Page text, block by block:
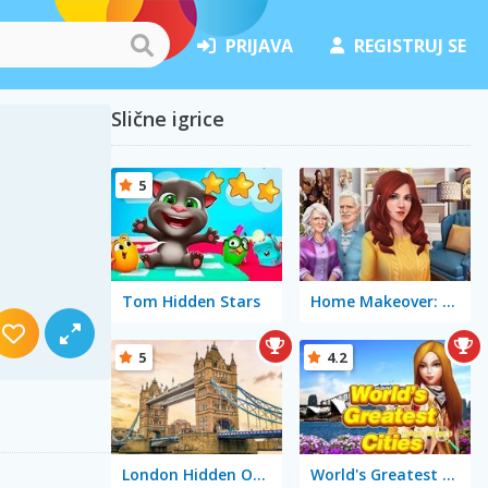
PRIJAVA REGISTRUJ SE
Slične igrice
Tom Hidden Stars
5
Home Makeover: Hidden Object
London Hidden Objects
5
World's Greatest Cities: Hidden Objects
4.2